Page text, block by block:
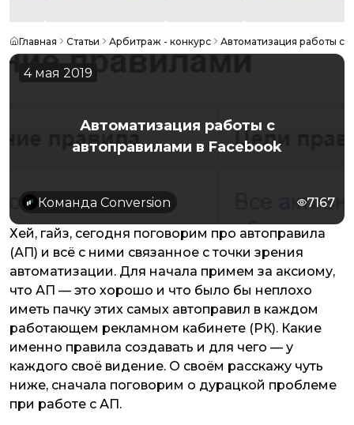
Главная Статьи Арбитраж - конкурс Автоматизация работы с
4 мая 2019
Автоматизация работы с
автоправилами в Facebook
Команда Conversion 7167
Хей, гайз, сегодня поговорим про автоправила
(АП) и всё с ними связанное с точки зрения
автоматизации. Для начала примем за аксиому,
что АП — это хорошо и что было бы неплохо
иметь пачку этих самых автоправил в каждом
работающем рекламном кабинете (РК). Какие
именно правила создавать и для чего — у
каждого своё видение. О своём расскажу чуть
ниже, сначала поговорим о дурацкой проблеме
при работе с АП.